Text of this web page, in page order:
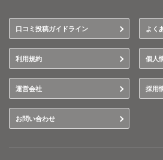
口コミ投稿ガイドライン よく
利用規約 個人
運営会社 採用
お問い合わせ